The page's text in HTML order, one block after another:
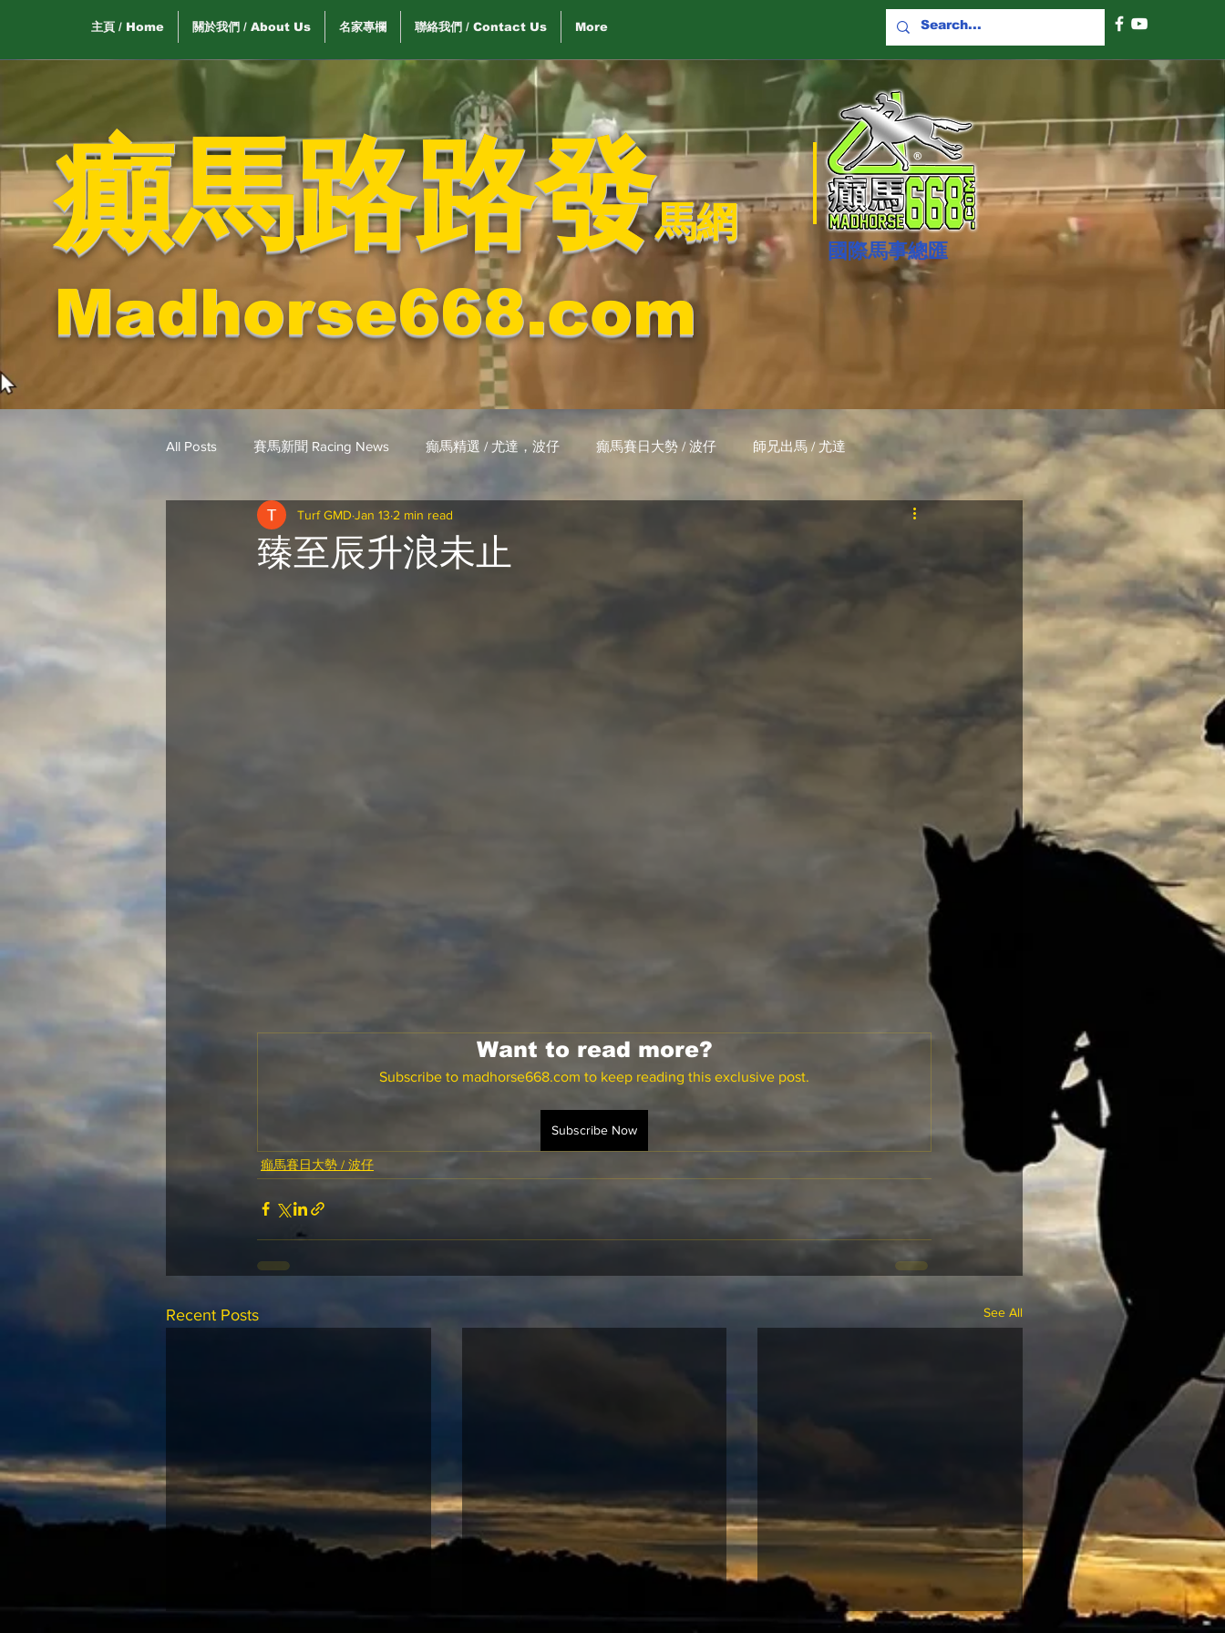
主頁 / Home 關於我們 / About Us 名家專欄 聯絡我們 / Contact Us More
癲馬路路發馬網
Madhorse668.com
國際​馬事總匯
All Posts 賽馬新聞 Racing News 癲馬精選 / 尤達，波仔 癲馬賽日大勢 / 波仔 師兄出馬 / 尤達
戈登說馬事 / 馬王哥頓 三 T 大茶飯 / LakLak 自購馬透視 / G.C.
臻至辰升浪未止
Turf GMD Jan 13 2 min read
Want to read more?
Subscribe to madhorse668.com to keep reading this exclusive post.
Subscribe Now
癲馬賽日大勢 / 波仔
Recent Posts See All